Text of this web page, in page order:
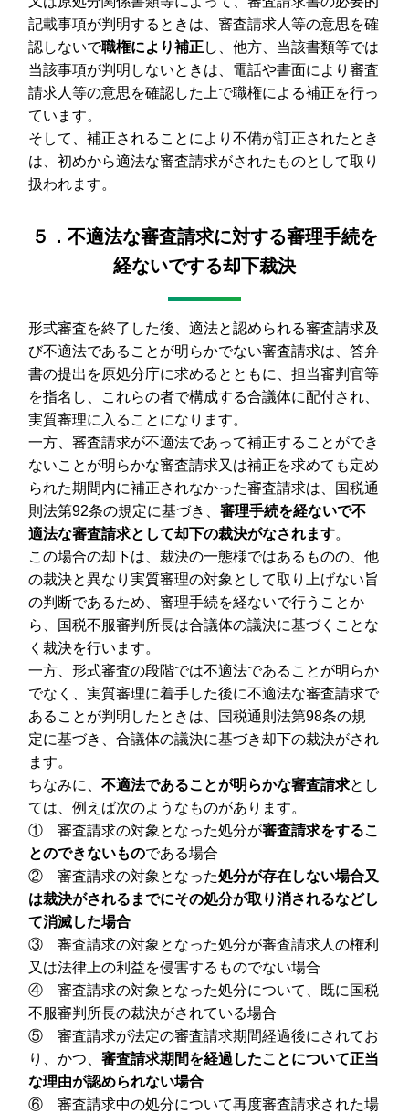
記載事項が判明するときは、審査請求人等の意思を確
認しないで職権により補正し、他方、当該書類等では
当該事項が判明しないときは、電話や書面により審査
請求人等の意思を確認した上で職権による補正を行っ
ています。
そして、補正されることにより不備が訂正されたとき
は、初めから適法な審査請求がされたものとして取り
扱われます。
５．不適法な審査請求に対する審理手続を
経ないでする却下裁決
形式審査を終了した後、適法と認められる審査請求及
び不適法であることが明らかでない審査請求は、答弁
書の提出を原処分庁に求めるとともに、担当審判官等
を指名し、これらの者で構成する合議体に配付され、
実質審理に入ることになります。
一方、審査請求が不適法であって補正することができ
ないことが明らかな審査請求又は補正を求めても定め
られた期間内に補正されなかった審査請求は、国税通
則法第92条の規定に基づき、審理手続を経ないで不
適法な審査請求として却下の裁決がなされます。
この場合の却下は、裁決の一態様ではあるものの、他
の裁決と異なり実質審理の対象として取り上げない旨
の判断であるため、審理手続を経ないで行うことか
ら、国税不服審判所長は合議体の議決に基づくことな
く裁決を行います。
一方、形式審査の段階では不適法であることが明らか
でなく、実質審理に着手した後に不適法な審査請求で
あることが判明したときは、国税通則法第98条の規
定に基づき、合議体の議決に基づき却下の裁決がされ
ます。
ちなみに、不適法であることが明らかな審査請求とし
ては、例えば次のようなものがあります。
① 審査請求の対象となった処分が審査請求をするこ
とのできないものである場合
② 審査請求の対象となった処分が存在しない場合又
は裁決がされるまでにその処分が取り消されるなどし
て消滅した場合
③ 審査請求の対象となった処分が審査請求人の権利
又は法律上の利益を侵害するものでない場合
④ 審査請求の対象となった処分について、既に国税
不服審判所長の裁決がされている場合
⑤ 審査請求が法定の審査請求期間経過後にされてお
り、かつ、審査請求期間を経過したことについて正当
な理由が認められない場合
⑥ 審査請求中の処分について再度審査請求された場